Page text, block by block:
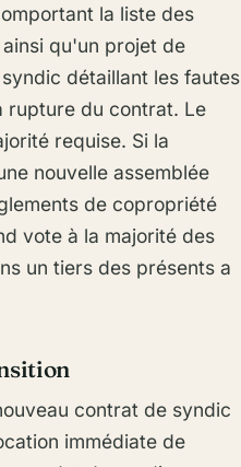
la liste des
qu'un projet de
détaillant les fautes
rupture du contrat. Le
requise. Si la
nouvelle assemblée
de copropriété
vote à la majorité des
un tiers des présents a
contrat de syndic
immédiate de